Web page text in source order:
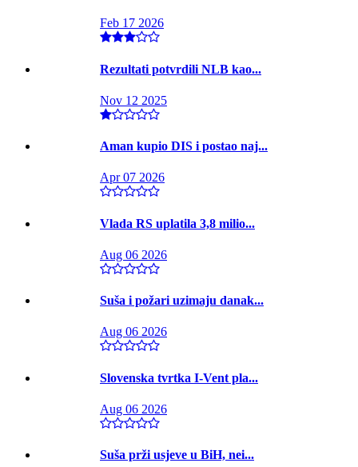
Feb 17 2026
Rezultati potvrdili NLB kao...
Nov 12 2025
Aman kupio DIS i postao naj...
Apr 07 2026
Vlada RS uplatila 3,8 milio...
Aug 06 2026
Suša i požari uzimaju danak...
Aug 06 2026
Slovenska tvrtka I-Vent pla...
Aug 06 2026
Suša prži usjeve u BiH, nei...